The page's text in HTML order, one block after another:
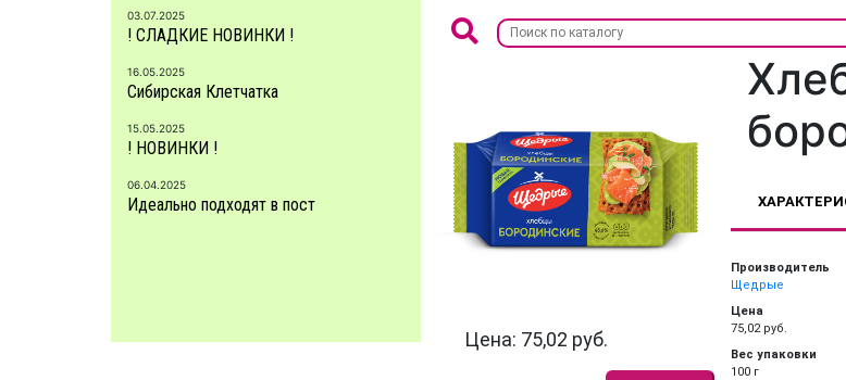
03.07.2025
! СЛАДКИЕ НОВИНКИ !
16.05.2025
Сибирская Клетчатка
15.05.2025
! НОВИНКИ !
06.04.2025
Идеально подходят в пост
Цена: 75,02 руб.
Производитель
Щедрые
Цена
75,02 руб.
Вес упаковки
100 г